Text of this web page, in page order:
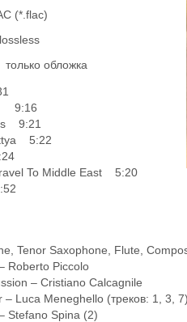
(*.flac)
lossless
только обложка
9:16
9:21
5:22
To Middle East 5:20
Tenor Saxophone, Flute,
Roberto Piccolo
– Cristiano Calcagnile
Luca Meneghello (треков: 1, 3,
Stefano Spina (2)